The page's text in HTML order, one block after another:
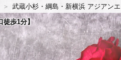
武蔵小杉・綱島・新横浜 アジアン
徒歩1分】